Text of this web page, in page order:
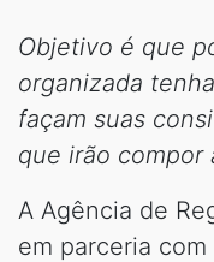
Objetivo é que
organizada
façam suas
que irão compor
A Agência de
em parceria